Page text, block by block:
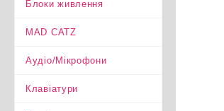
Блоки живлення
MAD CATZ
Аудіо/Мікрофони
Клавіатури